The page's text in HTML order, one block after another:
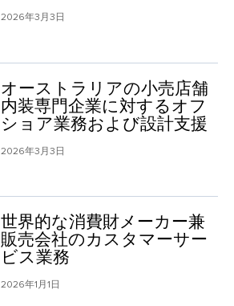
2026年3月3日
オーストラリアの小売店舗
内装専門企業に対するオフ
ショア業務および設計支援
2026年3月3日
世界的な消費財メーカー兼
販売会社のカスタマーサー
ビス業務
2026年1月1日